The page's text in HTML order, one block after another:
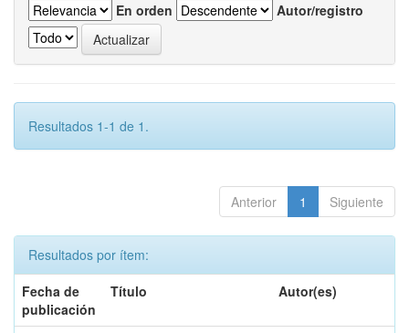
En orden
Autor/registro
Resultados 1-1 de 1.
Anterior 1 Siguiente
Resultados por ítem:
Fecha de
publicación
Título Autor(es)